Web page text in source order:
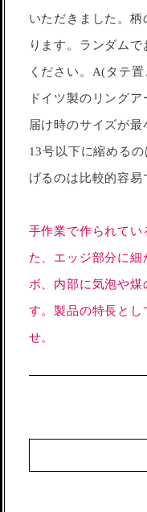
いただきました。
ります。ランダム
ください。A(タテ
ドイツ製のリング
届け時のサイズが最
13号以下に縮める
げるのは比較的容易
手作業で作られてい
た、エッジ部分に
ボ、内部に気泡や煤
す。製品の特長とし
せ。